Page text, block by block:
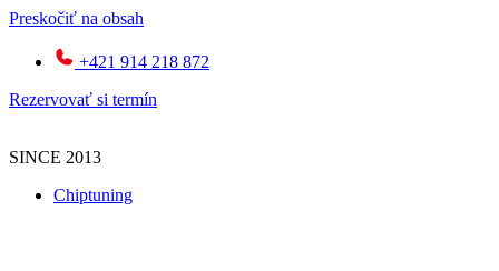
Preskočiť na obsah
+421 914 218 872
Rezervovať si termín
SINCE 2013
Chiptuning